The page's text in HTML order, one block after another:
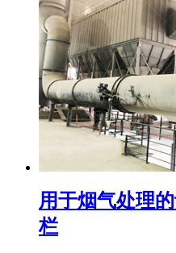
用于烟气处理
栏